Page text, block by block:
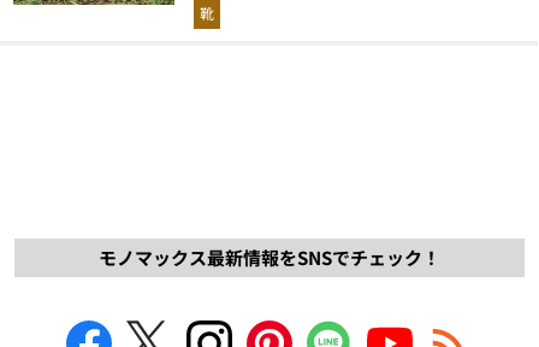
解説！
靴
モノマックス最新情報をSNSでチェック！